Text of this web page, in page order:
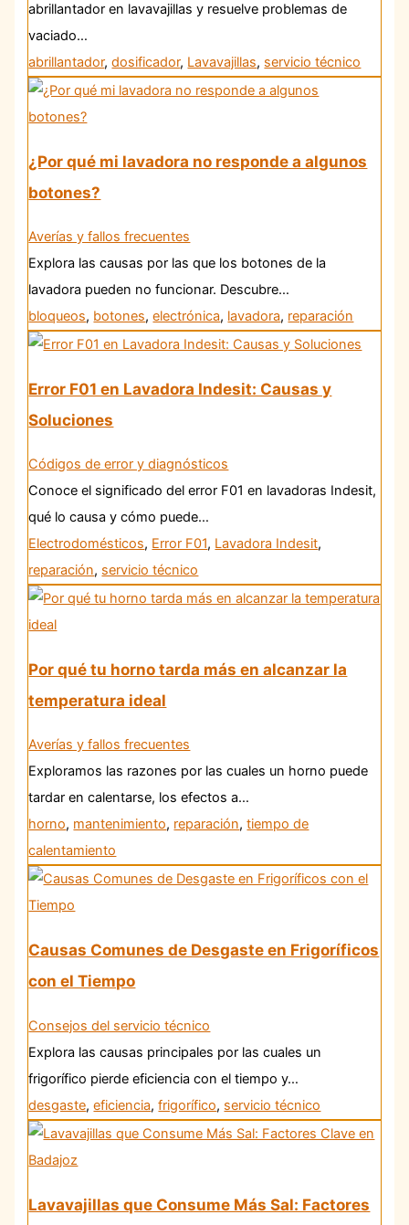
abrillantador en lavavajillas y resuelve problemas de
vaciado…
abrillantador,dosificador, Lavavajillas, servicio técnico
¿Por qué mi lavadora no responde a algunos
botones?
Averías y fallos frecuentes
Explora las causas por las que los botones de la
lavadora pueden no funcionar. Descubre…
bloqueos, botones,electrónica, lavadora, reparación
Error F01 en Lavadora Indesit: Causas y
Soluciones
Códigos de error y diagnósticos
Conoce el significado del error F01 en lavadoras Indesit,
qué lo causa y cómo puede…
Electrodomésticos, Error F01, Lavadora Indesit,
reparación, servicio técnico
Por qué tu horno tarda más en alcanzar la
temperatura ideal
Averías y fallos frecuentes
Exploramos las razones por las cuales un horno puede
tardar en calentarse, los efectos a…
horno, mantenimiento, reparación,tiempo de
calentamiento
Causas Comunes de Desgaste en Frigoríficos
con el Tiempo
Consejos del servicio técnico
Explora las causas principales por las cuales un
frigorífico pierde eficiencia con el tiempo y…
desgaste,eficiencia,frigorífico, servicio técnico
Lavavajillas que Consume Más Sal: Factores